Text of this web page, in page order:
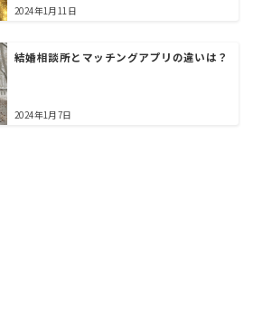
2024年1月11日
結婚相談所とマッチングアプリの違いは？
2024年1月7日